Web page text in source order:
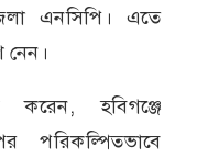
এনসিপি। এতে
নেন।
করেন, হবিগঞ্জে
পরিকল্পিতভাবে